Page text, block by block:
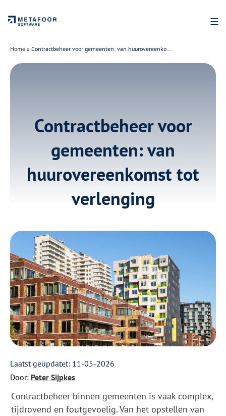
naar
inhoud
Home » Contractbeheer voor gemeenten: van huurovereenkomst tot verlenging
Contractbeheer voor
gemeenten: van
huurovereenkomst tot
verlenging
Laatst geüpdatet: 11-05-2026
Door: Peter Sijpkes
Contractbeheer binnen gemeenten is vaak complex,
tijdrovend en foutgevoelig. Van het opstellen van